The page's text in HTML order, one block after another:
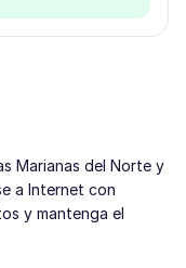
Marianas del Norte y
a Internet con
y mantenga el